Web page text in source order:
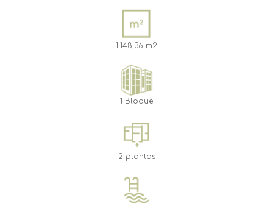
1.148,36 m2
1 Bloque
2 plantas